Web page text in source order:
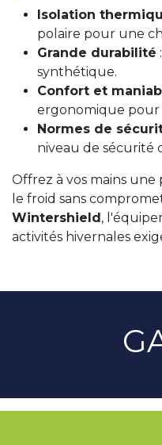
Isolation
polaire pour une
Grande durabilité
synthétique.
Confort et
ergonomique pour
Normes de
niveau de sécurité
Offrez à vos mains
le froid sans
Wintershield,
activités hivernales